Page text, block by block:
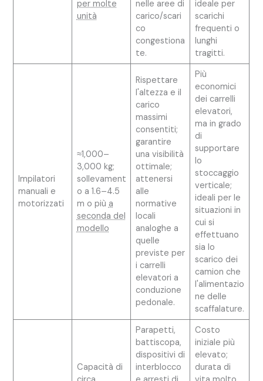
per molte
unità
nelle aree di
carico/scari
co
congestiona
te.
ideale per
scarichi
frequenti o
lunghi
tragitti.
Impilatori
manuali e
motorizzati
≈1,000–
3,000 kg;
sollevament
o a 1.6–4.5
m o più a
seconda del
modello
Rispettare
l'altezza e il
carico
massimi
consentiti;
garantire
una visibilità
ottimale;
attenersi
alle
normative
locali
analoghe a
quelle
previste per
i carrelli
elevatori a
conduzione
pedonale.
Più
economici
dei carrelli
elevatori,
ma in grado
di
supportare
lo
stoccaggio
verticale;
ideali per le
situazioni in
cui si
effettuano
sia lo
scarico dei
camion che
l'alimentazio
ne delle
scaffalature.
Capacità di
Parapetti,
battiscopa,
dispositivi di
interblocco
Costo
iniziale più
elevato;
durata di